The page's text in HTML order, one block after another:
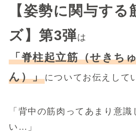
【姿勢に関与する
ズ】第3弾は
「脊柱起立筋（せきち
ん）」についてお伝えして
「背中の筋肉ってあまり意
い…」